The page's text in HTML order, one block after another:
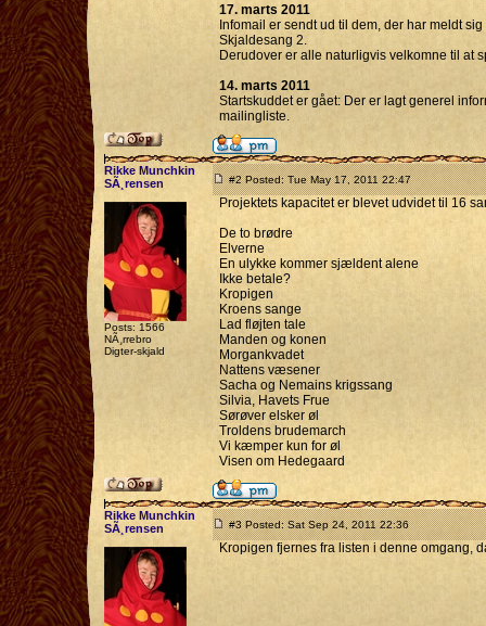
17. marts 2011
Infomail er sendt ud til dem, der har meldt
Skjaldesang 2.
Derudover er alle naturligvis velkomne til at
14. marts 2011
Startskuddet er gået: Der er lagt generel
mailingliste.
Rikke Munchkin
SÃ¸rensen
Posts: 1566
NÃ¸rrebro
Digter-skjald
#2 Posted: Tue May 17, 2011 22:47
Projektets kapacitet er blevet udvidet til 16
De to brødre
Elverne
En ulykke kommer sjældent alene
Ikke betale?
Kropigen
Kroens sange
Lad fløjten tale
Manden og konen
Morgankvadet
Nattens væsener
Sacha og Nemains krigssang
Silvia, Havets Frue
Sørøver elsker øl
Troldens brudemarch
Vi kæmper kun for øl
Visen om Hedegaard
Rikke Munchkin
SÃ¸rensen
#3 Posted: Sat Sep 24, 2011 22:36
Kropigen fjernes fra listen i denne omgang,